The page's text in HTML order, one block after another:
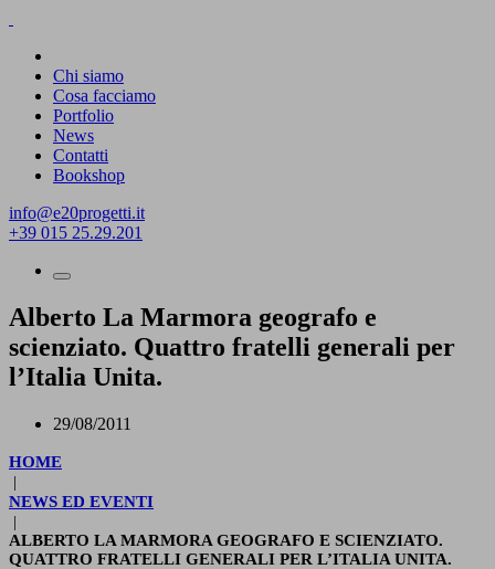
Chi siamo
Cosa facciamo
Portfolio
News
Contatti
Bookshop
info@e20progetti.it
+39 015 25.29.201
Alberto La Marmora geografo e
scienziato. Quattro fratelli generali per
l’Italia Unita.
29/08/2011
HOME
|
NEWS ED EVENTI
|
ALBERTO LA MARMORA GEOGRAFO E SCIENZIATO.
QUATTRO FRATELLI GENERALI PER L’ITALIA UNITA.